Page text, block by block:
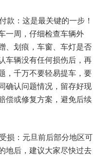
款：这是最关键的一步！
一周，仔细检查车辆外
、划痕，车窗、车灯是否
车辆没有任何损伤后，再
，千万不要轻易提车，要
确认问题情况，留存好现
偿或修复方案，避免后续
损：元旦前后部分地区可
地后，建议大家尽快过去